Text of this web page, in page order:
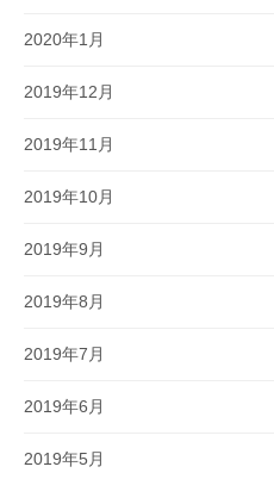
2020年1月
2019年12月
2019年11月
2019年10月
2019年9月
2019年8月
2019年7月
2019年6月
2019年5月